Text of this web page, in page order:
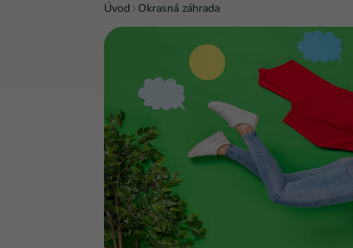
Úvod Okrasná záhrada